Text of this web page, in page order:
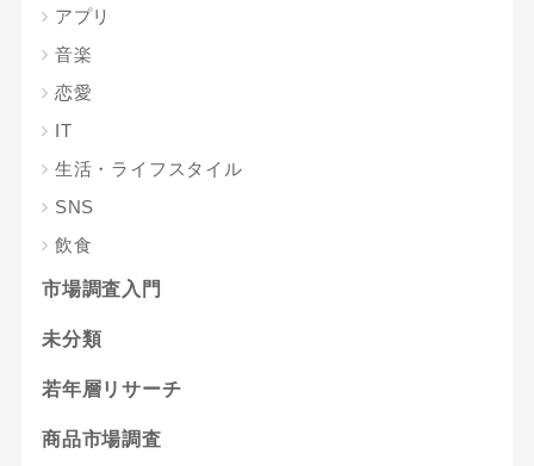
アプリ
音楽
恋愛
IT
生活・ライフスタイル
SNS
飲食
市場調査入門
未分類
若年層リサーチ
商品市場調査